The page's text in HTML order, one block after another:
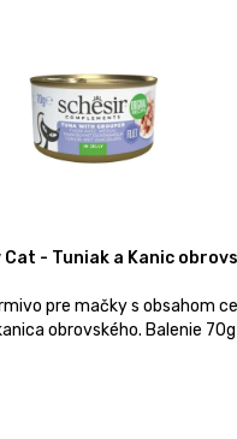
Cat - Tuniak a Kanic
pre mačky s obsahom
obrovského. Balenie 70g